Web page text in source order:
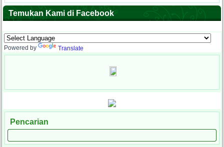
Temukan Kami di Facebook
Powered by Translate
Pencarian